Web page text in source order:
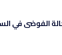
الفوضى في